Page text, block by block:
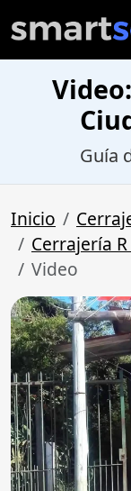
Guía
Inicio
Cerrajería
Video